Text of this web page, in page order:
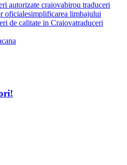
autorizate craiovabirou traduceri
oficialesimplificarea limbajului
de calitate in Craiovatraduceri